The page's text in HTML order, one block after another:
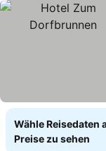
Wähle Reisedaten
Preise zu sehen